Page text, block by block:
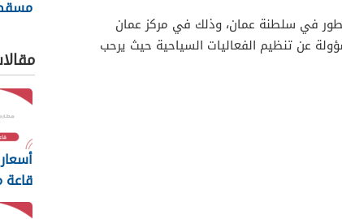
في سلطنة عمان، وذلك في مركز عمان
عن تنظيم الفعاليات السياحية حيث يرحب
قاعة
مسقط